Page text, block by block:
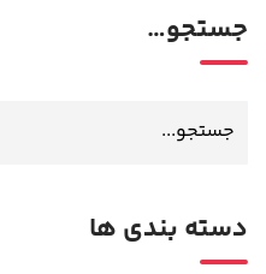
جستجو…
دسته بندی ها